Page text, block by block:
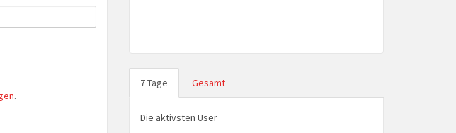
.
7 Tage Gesamt
Die aktivsten User